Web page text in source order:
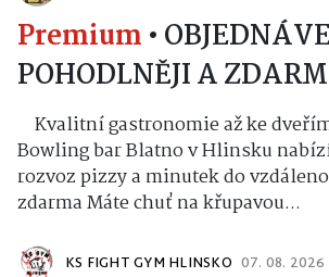
Premium •
POHODLNĚJI A
Kvalitní gastronomie až ke
Bowling bar Blatno v Hlinsku
rozvoz pizzy a minutek do
zdarma Máte chuť na křupavou...
KS FIGHT GYM HLINSKO 07. 08. 2026